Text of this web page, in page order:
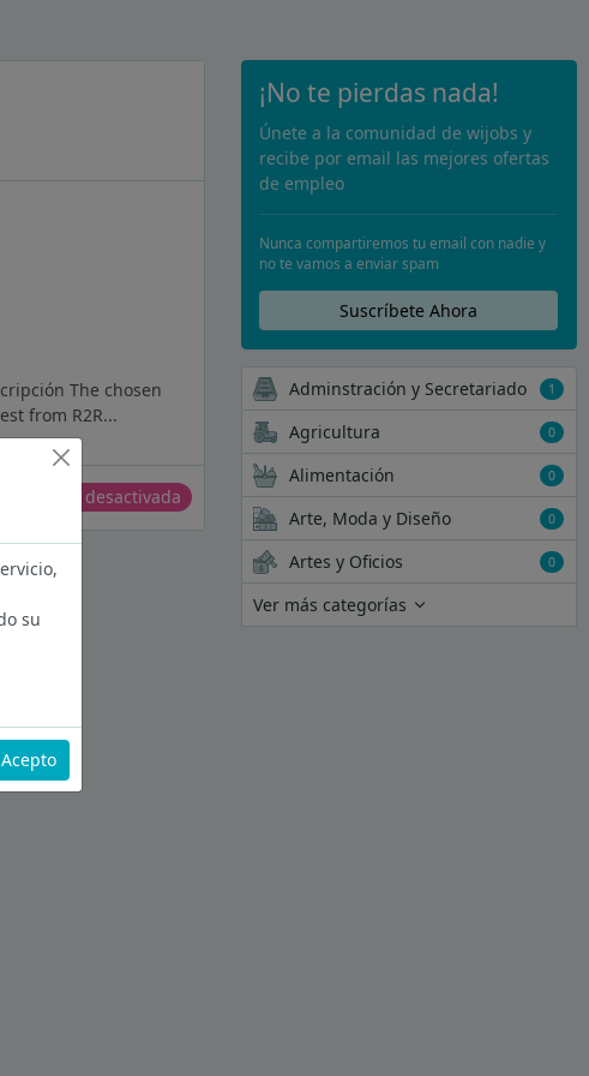
The chosen
from R2R...
Oferta desactivada
¡No te pierdas nada!
Únete a la comunidad de wijobs y
recibe por email las mejores ofertas
de empleo
Nunca compartiremos tu email con nadie y
no te vamos a enviar spam
Suscríbete Ahora
Adminstración y Secretariado 1
Agricultura 0
Alimentación 0
Arte, Moda y Diseño 0
Artes y Oficios 0
Ver más categorías
su
Acepto